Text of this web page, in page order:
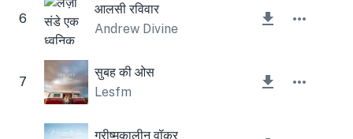
6
आलसी रविवार
Andrew Divine
7
सुबह की ओस
Lesfm
ग्रीष्मकालीन वॉकर